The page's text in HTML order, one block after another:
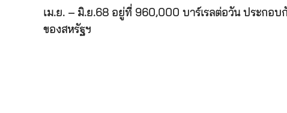
เม.ย. – มิ.ย.68 อยู่ที่ 960,000 บาร์เรลต่อวัน ประกอบ
ของสหรัฐฯ